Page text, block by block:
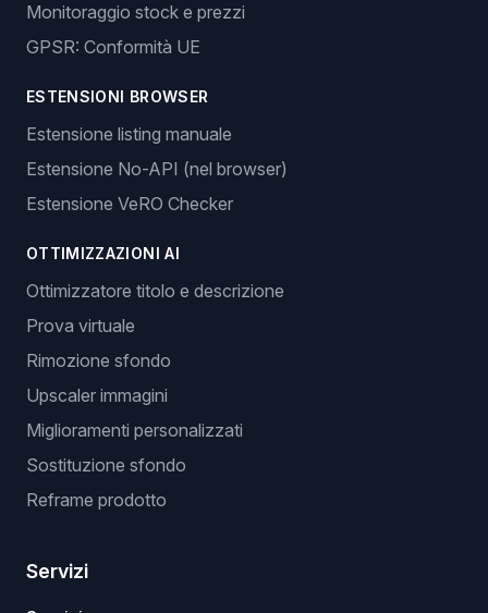
Monitoraggio stock e prezzi
GPSR: Conformità UE
ESTENSIONI BROWSER
Estensione listing manuale
Estensione No-API (nel browser)
Estensione VeRO Checker
OTTIMIZZAZIONI AI
Ottimizzatore titolo e descrizione
Prova virtuale
Rimozione sfondo
Upscaler immagini
Miglioramenti personalizzati
Sostituzione sfondo
Reframe prodotto
Servizi